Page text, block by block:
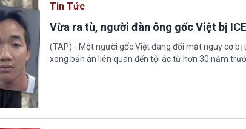
Tin Tức
Vừa ra tù, người đàn ông gốc Việt bị
(TAP) - Một người gốc Việt đang đối mặt nguy cơ bị
xong bản án liên quan đến tội ác từ hơn 30 năm